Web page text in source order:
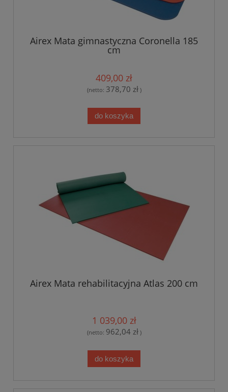
Airex Mata gimnastyczna Coronella 185
cm
409,00 zł
(netto: 378,70 zł)
do koszyka
Airex Mata rehabilitacyjna Atlas 200 cm
1 039,00 zł
(netto: 962,04 zł)
do koszyka